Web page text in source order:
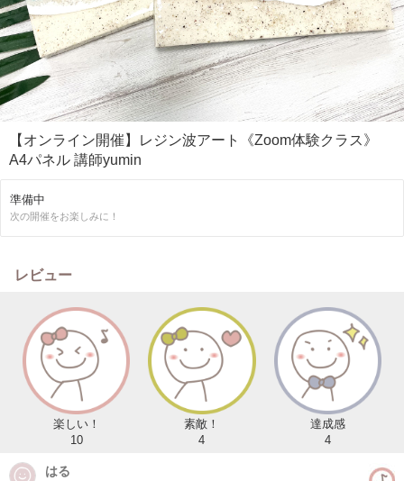
【オンライン開催】レジン波アート《Zoom体験クラス》
A4パネル 講師yumin
準備中
次の開催をお楽しみに！
レビュー
楽しい！
10
素敵！
4
達成感
4
はる